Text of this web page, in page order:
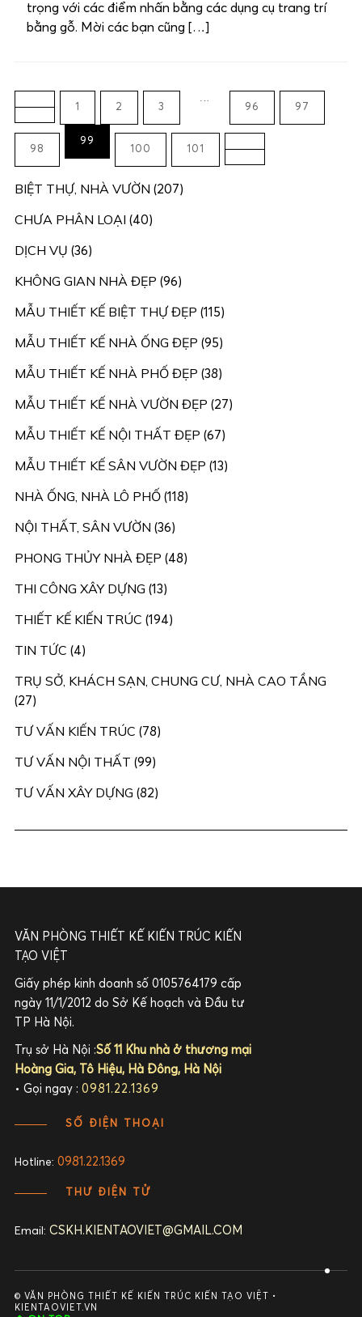
trọng với các điểm nhấn bằng các dụng cụ trang trí
bằng gỗ. Mời các bạn cũng […]
1 2 3
…
96
97
98
99
100 101
BIỆT THỰ, NHÀ VƯỜN (207)
CHƯA PHÂN LOẠI (40)
DỊCH VỤ (36)
KHÔNG GIAN NHÀ ĐẸP (96)
MẪU THIẾT KẾ BIỆT THỰ ĐẸP (115)
MẪU THIẾT KẾ NHÀ ỐNG ĐẸP (95)
MẪU THIẾT KẾ NHÀ PHỐ ĐẸP (38)
MẪU THIẾT KẾ NHÀ VƯỜN ĐẸP (27)
MẪU THIẾT KẾ NỘI THẤT ĐẸP (67)
MẪU THIẾT KẾ SÂN VƯỜN ĐẸP (13)
NHÀ ỐNG, NHÀ LÔ PHỐ(118)
NỘI THẤT, SÂN VƯỜN (36)
PHONG THỦY NHÀ ĐẸP (48)
THI CÔNG XÂY DỰNG (13)
THIẾT KẾ KIẾN TRÚC (194)
TIN TỨC (4)
TRỤ SỞ, KHÁCH SẠN, CHUNG CƯ, NHÀ CAO TẦNG
(27)
TƯ VẤN KIẾN TRÚC (78)
TƯ VẤN NỘI THẤT (99)
TƯ VẤN XÂY DỰNG (82)
VĂN PHÒNG THIẾT KẾ KIẾN TRÚC KIẾN
TẠO VIỆT
Giấy phép kinh doanh số 0105764179 cấp
ngày 11/1/2012 do Sở Kế hoạch và Đầu tư
TP Hà Nội.
Trụ sở Hà Nội :Số 11 Khu nhà ở thương mại
Hoàng Gia, Tô Hiệu, Hà Đông, Hà Nội
• Gọi ngay : 0981.22.1369
SỐ ĐIỆN THOẠI
Hotline: 0981.22.1369
THƯ ĐIỆN TỬ
Email: CSKH.KIENTAOVIET@GMAIL.COM
© VĂN PHÒNG THIẾT KẾ KIẾN TRÚC KIẾN TẠO VIỆT •
KIENTAOVIET.VN